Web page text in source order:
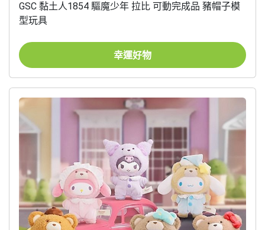
GSC 黏土人1854 驅魔少年 拉比 可動完成品 豬帽子模
型玩具
幸運好物